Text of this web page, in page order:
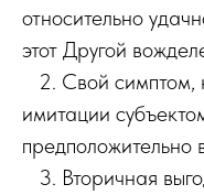
относительно
этот Другой
2. Свой симптом,
имитации
предположительно
3. Вторичная